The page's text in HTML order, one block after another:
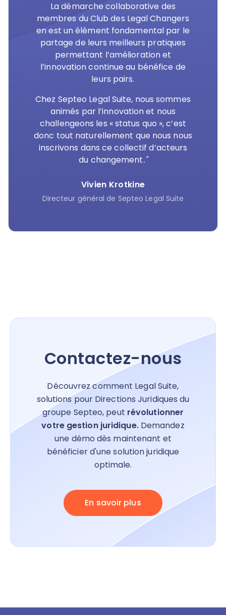
La démarche collaborative des
membres du Club des Legal Changers
en est un élément fondamental par le
partage de leurs meilleurs pratiques
permettant l’amélioration et
l’innovation continue au bénéfice de
leurs pairs.
Chez Septeo Legal Suite, nous sommes
animés par l’innovation et nous
challengeons les « status quo », c’est
donc tout naturellement que nous nous
inscrivons dans ce collectif d’acteurs
du changement."
Vivien Krotkine
Directeur général de Septeo Legal Suite
Contactez-nous
Découvrez comment Legal Suite,
solutions pour Directions Juridiques du
groupe Septeo, peut révolutionner
votre gestion juridique. Demandez
une démo dès maintenant et
bénéficier d'une solution juridique
optimale.
En savoir plus